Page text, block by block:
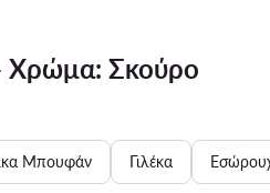
Χρώμα: Σκούρο
Μπουφάν Γιλέκα